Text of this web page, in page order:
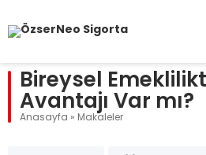
Bireysel
Avantajı Var mı?
Anasayfa » Makaleler